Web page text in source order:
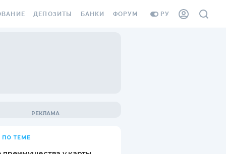
РУ
ВИНЬЕТКА
ДЕПОЗИТЫ
ВОПРОСЫ И ОТВЕТЫ
БАНКИ ФОРУМ
ПО ТЕМЕ